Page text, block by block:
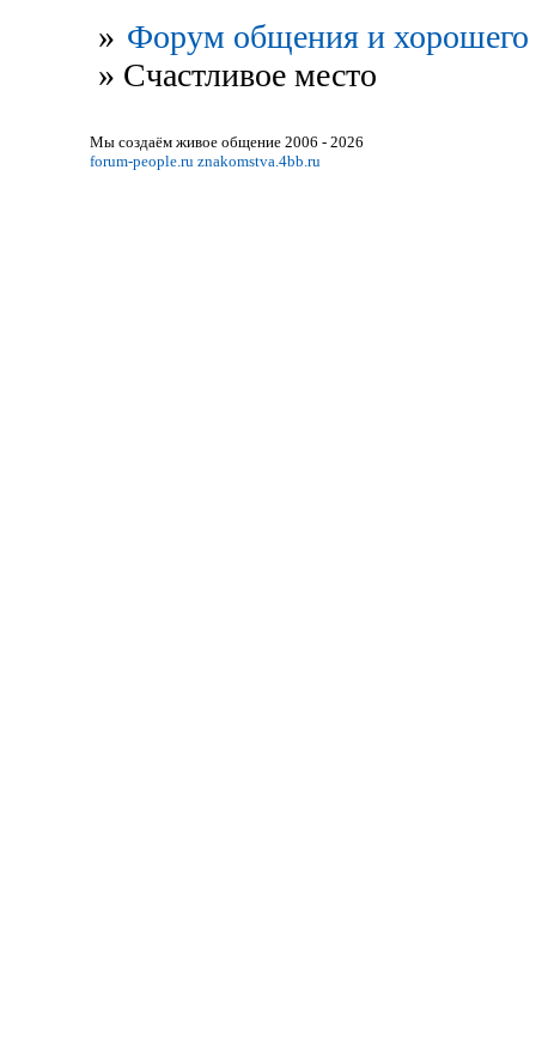
» Форум общения и хорошего
» Счастливое место
Мы создаём живое общение 2006 - 2026
forum-people.ru znakomstva.4bb.ru